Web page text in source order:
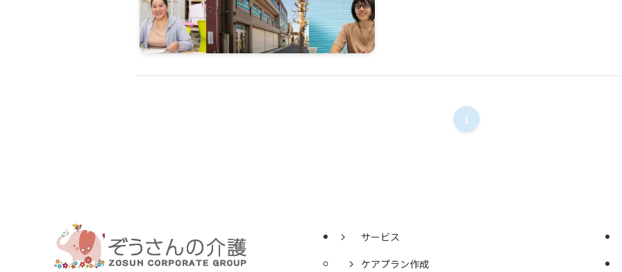
1
サービス
ケアプラン作成